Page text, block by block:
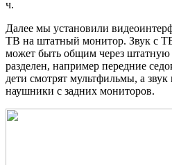
ч.
Далее мы установили
ТВ на штатный монитор. Звук с
может быть общим через штатную
разделен, например передние
дети смотрят мультфильмы, а звук
наушники с задних мониторов.